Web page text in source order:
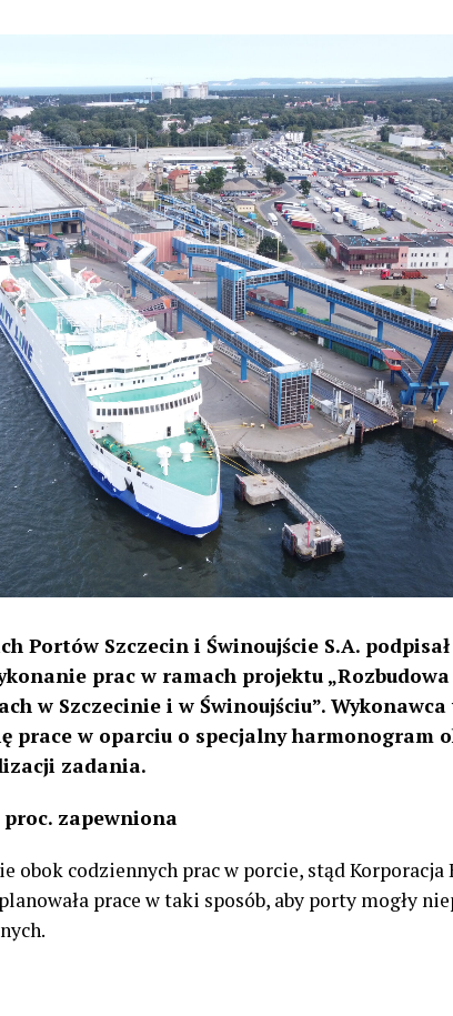
Portów Szczecin i Świnoujście S.A.
prac w ramach projektu
w Szczecinie i w Świnoujściu”. Wykonawca
prace w oparciu o specjalny harmonogram
zadania.
proc. zapewniona
obok codziennych prac w porcie, stąd Korporacja
prace w taki sposób, aby porty mogły